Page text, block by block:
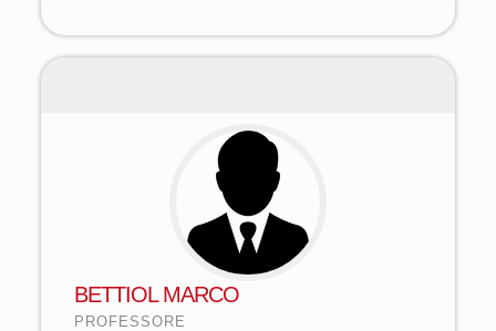
BETTIOL MARCO
PROFESSORE